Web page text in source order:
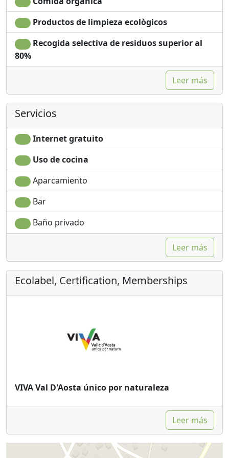
filosofía del spa como un lugar de bienestar y
relajación.Productos de limpieza ecològicos
Recogida selectiva de residuos superior al
80%
Leer más
Servicios
Internet gratuito
Uso de cocina
Aparcamiento
Bar
Baño privado
Leer más
Ecolabel, Certification, Memberships
VIVA Val D'Aosta único por naturaleza
Leer más